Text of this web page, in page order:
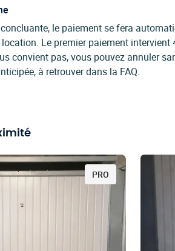
le paiement se fera
Le premier paiement
convient pas, vous pouvez annuler
à retrouver dans la FAQ.
PRO